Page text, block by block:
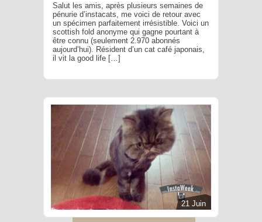
Salut les amis, après plusieurs semaines de
pénurie d’instacats, me voici de retour avec
un spécimen parfaitement irrésistible. Voici un
scottish fold anonyme qui gagne pourtant à
être connu (seulement 2.970 abonnés
aujourd’hui). Résident d’un cat café japonais,
il vit la good life […]
21 Juin